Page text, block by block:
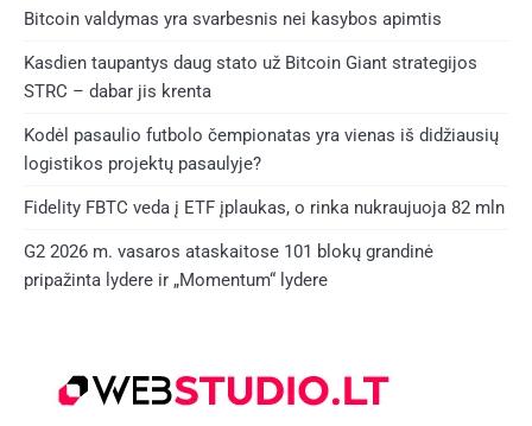
Bitcoin valdymas yra svarbesnis nei kasybos apimtis
Kasdien taupantys daug stato už Bitcoin Giant strategijos
STRC – dabar jis krenta
Kodėl pasaulio futbolo čempionatas yra vienas iš didžiausių
logistikos projektų pasaulyje?
Fidelity FBTC veda į ETF įplaukas, o rinka nukraujuoja 82 mln
G2 2026 m. vasaros ataskaitose 101 blokų grandinė
pripažinta lydere ir „Momentum“ lydere